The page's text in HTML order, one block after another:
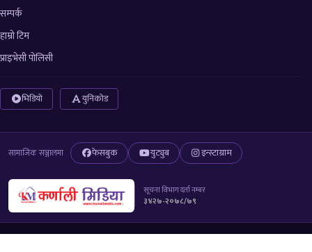
सम्पर्क
हाम्रो टिम
प्राइभेसी पोलिसी
भिडियो युनिकोड
सामाजिक सञ्जालमा फेसबुक युट्युब इन्स्टाग्राम
सूचना विभाग दर्ता नम्बर
३४२७-२०७८/७९
© 2026 All right reserved to Karnali Media